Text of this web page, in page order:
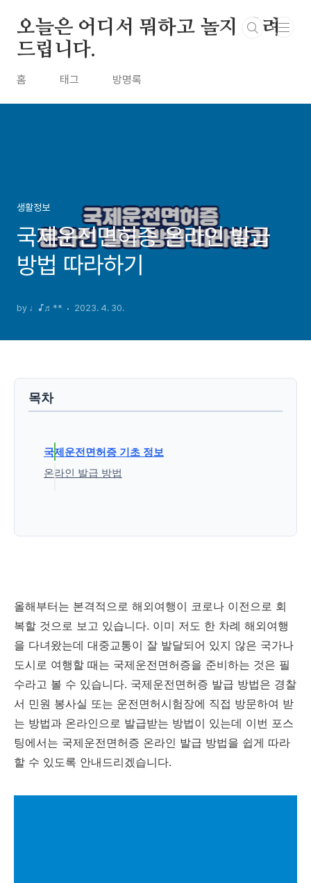
오늘은 어디서 뭐하고 놀지 알려
드립니다.
홈 태그 방명록
생활정보
국제운전면허증 온라인 발급
방법 따라하기
by ♩♪♬** 2023. 4. 30.
목차
국제운전면허증 기초 정보
온라인 발급 방법
눌러 "국제운전면허증"을 클릭한다.
및 사진 등록
5. 결제하기
'생활정보' 카테고리의 다른 글
올해부터는 본격적으로 해외여행이 코로나 이전으로 회
복할 것으로 보고 있습니다. 이미 저도 한 차례 해외여행
을 다녀왔는데 대중교통이 잘 발달되어 있지 않은 국가나
도시로 여행할 때는 국제운전면허증을 준비하는 것은 필
수라고 볼 수 있습니다. 국제운전면허증 발급 방법은 경찰
서 민원 봉사실 또는 운전면허시험장에 직접 방문하여 받
는 방법과 온라인으로 발급받는 방법이 있는데 이번 포스
팅에서는 국제운전면허증 온라인 발급 방법을 쉽게 따라
할 수 있도록 안내드리겠습니다.